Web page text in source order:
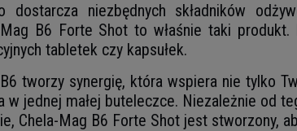
niezbędnych składników
B6 Forte Shot to właśnie taki
tabletek czy kapsułek.
tworzy synergię, która wspiera nie tylko
jednej małej buteleczce. Niezależnie od
Chela-Mag B6 Forte Shot jest stworzony,